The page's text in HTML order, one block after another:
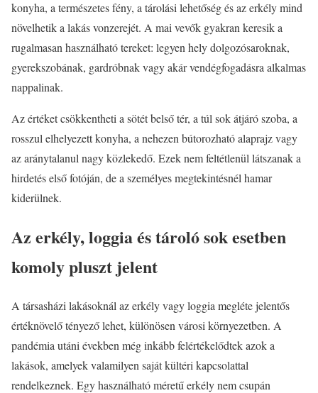
konyha, a természetes fény, a tárolási lehetőség és az erkély mind
növelhetik a lakás vonzerejét. A mai vevők gyakran keresik a
rugalmasan használható tereket: legyen hely dolgozósaroknak,
gyerekszobának, gardróbnak vagy akár vendégfogadásra alkalmas
nappalinak.
Az értéket csökkentheti a sötét belső tér, a túl sok átjáró szoba, a
rosszul elhelyezett konyha, a nehezen bútorozható alaprajz vagy
az aránytalanul nagy közlekedő. Ezek nem feltétlenül látszanak a
hirdetés első fotóján, de a személyes megtekintésnél hamar
kiderülnek.
Az erkély, loggia és tároló sok esetben
komoly pluszt jelent
A társasházi lakásoknál az erkély vagy loggia megléte jelentős
értéknövelő tényező lehet, különösen városi környezetben. A
pandémia utáni években még inkább felértékelődtek azok a
lakások, amelyek valamilyen saját kültéri kapcsolattal
rendelkeznek. Egy használható méretű erkély nem csupán